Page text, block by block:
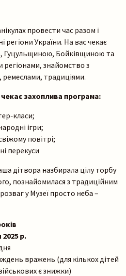
на сайті
провести час разом і
регіони України. На вас чекає
Гуцульщиною, Бойківщиною та
знайомство з
традиціями.
захоплива програма:
класи;
ігри;
повітрі;
перекуси
дітвора назбирала цілу торбу
познайомилася з традиційним
у Музеї просто неба –
р.
вражень (для кількох дітей
є знижки)